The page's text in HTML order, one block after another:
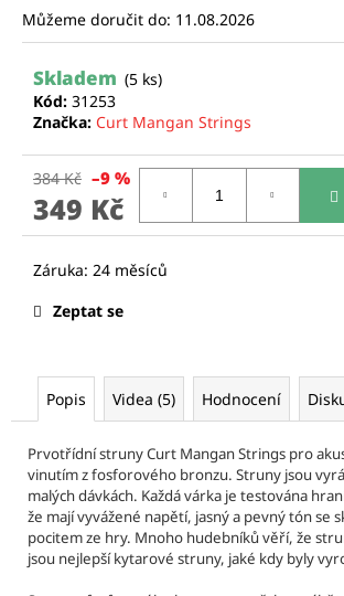
Můžeme doručit do: 11.08.2026
Skladem (5 ks)
Kód: 31253
Značka: Curt Mangan Strings
384 Kč –9 %
349 Kč
Měrná
Zeptat se
Popis Videa (5) Hodnocení
Prvotřídní struny Curt Mangan Strings pro
vinutím z fosforového bronzu. Struny jsou
malých dávkách. Každá várka je testována
že mají vyvážené napětí, jasný a pevný tón se
pocitem ze hry. Mnoho hudebníků věří, že
jsou nejlepší kytarové struny, jaké kdy byly
a
o
r
u
č
u
e